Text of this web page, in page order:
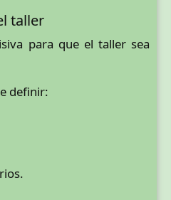
taller
para que el taller sea
definir: